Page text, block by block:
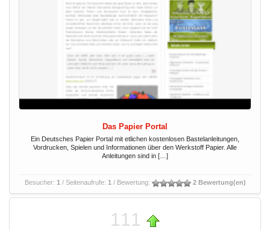
Das Papier Portal
Ein Deutsches Papier Portal mit etlichen kostenlosen Bastelanleitungen,
Vordrucken, Spielen und Informationen über den Werkstoff Papier. Alle
Anleitungen sind in […]
Besucher: 1 / Seitenaufrufe: 1 / Bewertung: 2 Bewertung(en)
111